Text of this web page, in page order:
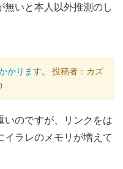
無いと本人以外推測のし
かります。
投稿者：カズ
いのですが、リンクをは
イラレのメモリが増えて